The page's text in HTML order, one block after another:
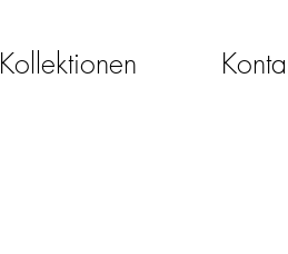
Kollektionen